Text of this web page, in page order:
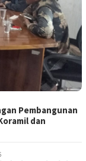
Pembangunan
dan